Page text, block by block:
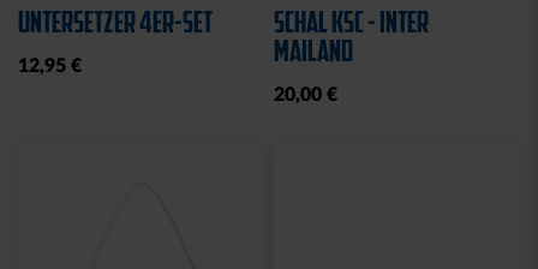
UNTERSETZER 4ER-SET
12,95 €
SCHAL KSC - INTER
MAILAND
20,00 €